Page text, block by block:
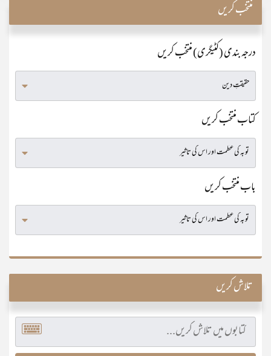
منتخب کریں
درجہ بندی (کٹیگری) منتخب کریں
کتاب منتخب کریں
باب منتخب کریں
تلاش کریں